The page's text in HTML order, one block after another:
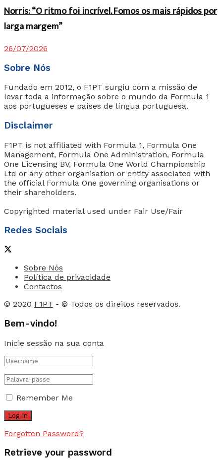
Norris: “O ritmo foi incrível. Fomos os mais rápidos por
larga margem”
26/07/2026
Sobre Nós
Fundado em 2012, o F1PT surgiu com a missão de
levar toda a informação sobre o mundo da Formula 1
aos portugueses e países de língua portuguesa.
Disclaimer
F1PT is not affiliated with Formula 1, Formula One
Management, Formula One Administration, Formula
One Licensing BV, Formula One World Championship
Ltd or any other organisation or entity associated with
the official Formula One governing organisations or
their shareholders.
Copyrighted material used under Fair Use/Fair
Redes Sociais
Sobre Nós
Política de privacidade
Contactos
© 2020 F1PT - © Todos os direitos reservados.
Bem-vindo!
Inicie sessão na sua conta
Remember Me
Forgotten Password?
Retrieve your password